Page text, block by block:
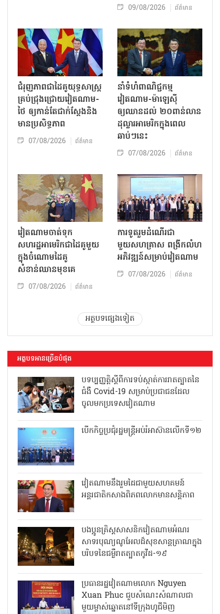
09/08/2026 ព័ត៌មាន
ជំរុញភាពជាដៃគូយុទ្ធសាស្ត្រ
គ្រប់ជ្រុងជ្រោយវៀតណាម-
ថៃ ឲ្យកាន់តែជាក់ស្ដែងនិង
មានប្រសិទ្ធភាព
07/08/2026 ព័ត៌មាន
នាំទំហំពាណិជ្ជកម្ម
វៀតណាម-ម៉ាឡេស៊ី
ឲ្យឈានដល់ ២០ពាន់លាន
ដុល្លារអាមេរិកក្នុងពេល
ឆាប់ៗនេះ
07/08/2026 ព័ត៌មាន
វៀតណាមចាត់ទុក
សហរដ្ឋអាមេរិកជាដៃគូមួយ
ក្នុងចំណោមដៃគូ
សំខាន់ឈានមុខគេ
07/08/2026 ព័ត៌មាន
ការទូតរួមដំណើរជា
មួយសហគ្រាស ពង្រីកលំហ
អភិវឌ្ឍន៍សម្រាប់វៀតណាម
07/08/2026 ព័ត៌មាន
អត្ថបទផ្សេងទៀត
អត្ថបទអានច្រើនបំផុត
បទប្បញ្ញត្តិស្តីពីការទប់ស្កាត់ការរាតត្បាតនៃ
ជំងឺ Covid-19 សម្រាប់ប្រជាជនដែល
ចូលមកប្រទេសវៀតណាម
បើកកិច្ចប្រជុំរដ្ឋមន្ត្រីអប់រំអាស៊ានលើកទី១២
វៀតណាមនឹងរួមដៃជាមួយសហគមន៍
អន្តរជាតិកសាងពិភពលោកមានសន្តិភាព
បងប្អូនគ្រិស្តសាសនិកវៀតណាមអំណរ
សាទរបុណ្យណូអែលដ៏សុខសាន្តត្រាណក្នុង
បរិបទនៃជម្ងឺរាតត្បាតកូវីដ-១៩
ប្រធានរដ្ឋវៀតណាមលោក Nguyen
Xuan Phuc ជួបសំណេះសំណាលជា
មួយម្ចាស់ឆ្នោតនៅទីក្រុងហូជីមិញ